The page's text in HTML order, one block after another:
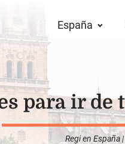
España
para ir de
Regien España|